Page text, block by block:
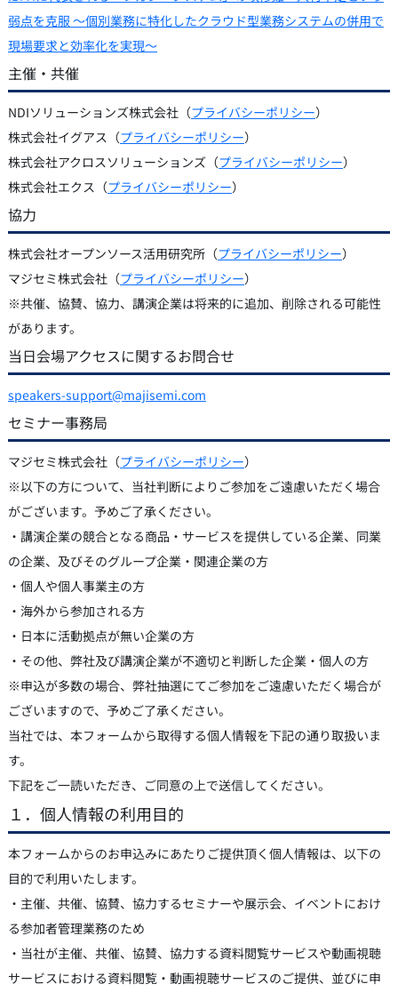
弱点を克服 〜個別業務に特化したクラウド型業務システムの併用で
現場要求と効率化を実現〜
主催・共催
NDIソリューションズ株式会社（プライバシーポリシー）
株式会社イグアス（プライバシーポリシー）
株式会社アクロスソリューションズ（プライバシーポリシー）
株式会社エクス（プライバシーポリシー）
協力
株式会社オープンソース活用研究所（プライバシーポリシー）
マジセミ株式会社（プライバシーポリシー）
※共催、協賛、協力、講演企業は将来的に追加、削除される可能性
があります。
当日会場アクセスに関するお問合せ
speakers-support@majisemi.com
セミナー事務局
マジセミ株式会社（プライバシーポリシー）
※以下の方について、当社判断によりご参加をご遠慮いただく場合
がございます。予めご了承ください。
・講演企業の競合となる商品・サービスを提供している企業、同業
の企業、及びそのグループ企業・関連企業の方
・個人や個人事業主の方
・海外から参加される方
・日本に活動拠点が無い企業の方
・その他、弊社及び講演企業が不適切と判断した企業・個人の方
※申込が多数の場合、弊社抽選にてご参加をご遠慮いただく場合が
ございますので、予めご了承ください。
当社では、本フォームから取得する個人情報を下記の通り取扱いま
す。
下記をご一読いただき、ご同意の上で送信してください。
１．個人情報の利用目的
本フォームからのお申込みにあたりご提供頂く個人情報は、以下の
目的で利用いたします。
・主催、共催、協賛、協力するセミナーや展示会、イベントにおけ
る参加者管理業務のため
・当社が主催、共催、協賛、協力する資料閲覧サービスや動画視聴
サービスにおける資料閲覧・動画視聴サービスのご提供、並びに申